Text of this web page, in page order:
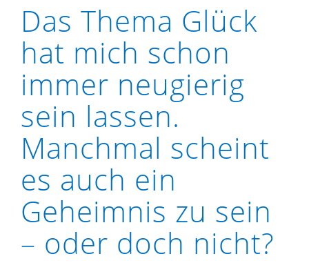
Das Thema Glück
hat mich schon
immer neugierig
sein lassen.
Manchmal scheint
es auch ein
Geheimnis zu sein
– oder doch nicht?